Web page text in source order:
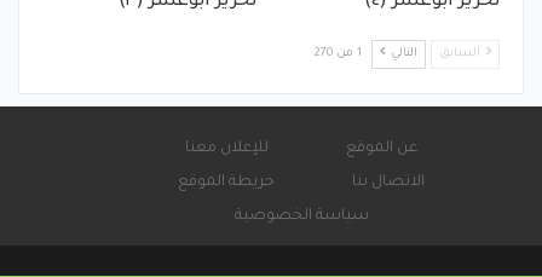
السابق التالي 1 من 270
عن الموقع
للإعلان معنا
الاتصال بنا
خريطة الموقع
سياسة الخصوصية